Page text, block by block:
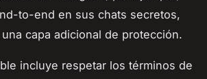
to-end en sus chats secretos,
capa adicional de protección.
incluye respetar los términos de